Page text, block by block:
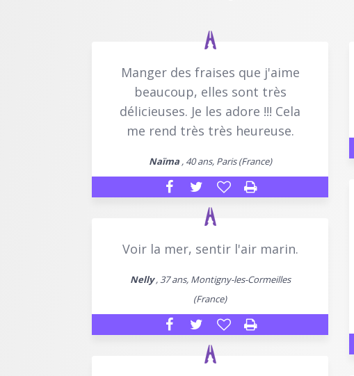
Manger des fraises que j'aime
beaucoup, elles sont très
délicieuses. Je les adore !!! Cela
me rend très très heureuse.
Naïma, 40 ans, Paris (France)
Voir la mer, sentir l'air marin.
Nelly, 37 ans, Montigny-les-Cormeilles
(France)